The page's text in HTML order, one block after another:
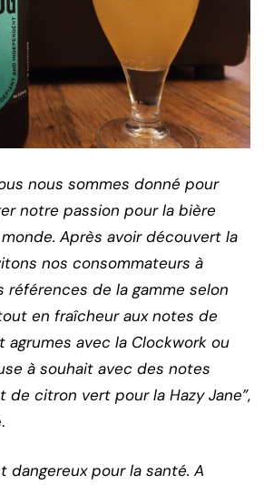
nous sommes donné pour
notre passion pour la bière
Après avoir découvert la
nos consommateurs à
références de la gamme selon
en fraîcheur aux notes de
avec la Clockwork ou
à souhait avec des notes
de citron vert pour la Hazy Jane”,
dangereux pour la santé. A